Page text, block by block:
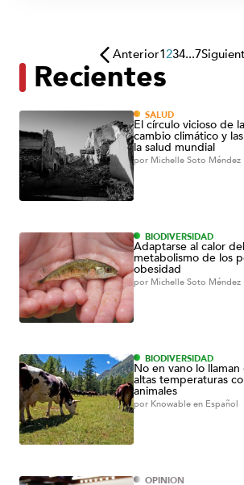
Anterior1234...7
Recientes
SALUD
El círculo vicioso de
cambio climático y
la salud mundial
por Michelle Soto Méndez
BIODIVERSIDAD
Adaptarse al calor
metabolismo de los
obesidad
por Michelle Soto Méndez
BIODIVERSIDAD
No en vano lo
altas temperaturas
animales
por Knowable en Español
OPINIÓN